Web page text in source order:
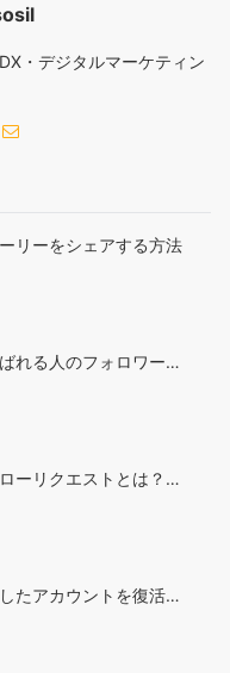
・デジタルマーケティン
リーをシェアする方法
れる人のフォロワー…
ーリクエストとは？…
たアカウントを復活…